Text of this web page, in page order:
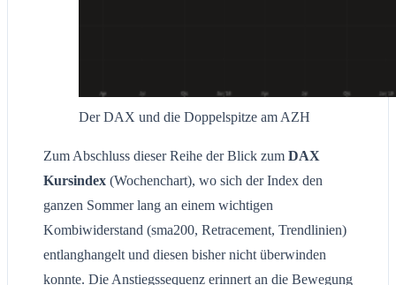
Der DAX und die Doppelspitze am AZH
Zum Abschluss dieser Reihe der Blick zum DAX
Kursindex (Wochenchart), wo sich der Index den
ganzen Sommer lang an einem wichtigen
Kombiwiderstand (sma200, Retracement, Trendlinien)
entlanghangelt und diesen bisher nicht überwinden
konnte. Die Anstiegssequenz erinnert an die Bewegung